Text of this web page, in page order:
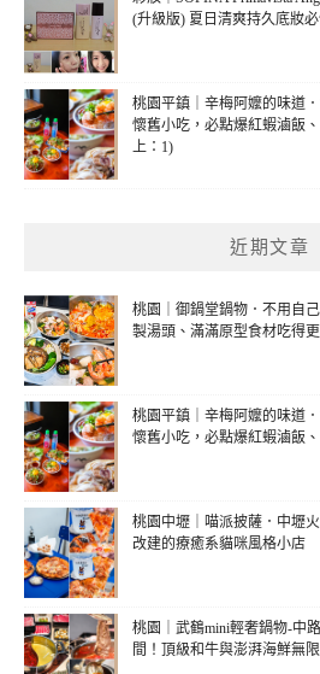
(升級版) 夏日清爽持久底妝
桃園平鎮｜辛梅阿嬤的味道
懷舊小吃，必點爆紅蝦滷飯
上：1)
近期文章
桃園｜御鍋堂鍋物．不用自
製湯頭、滿滿原型食材吃得
桃園平鎮｜辛梅阿嬤的味道
懷舊小吃，必點爆紅蝦滷飯
桃園中壢｜喵派披薩．中壢
改建的療癒系貓咪風格小店
桃園｜武鶴mini輕奢鍋物-中
間！頂級和牛與澎湃海鮮無